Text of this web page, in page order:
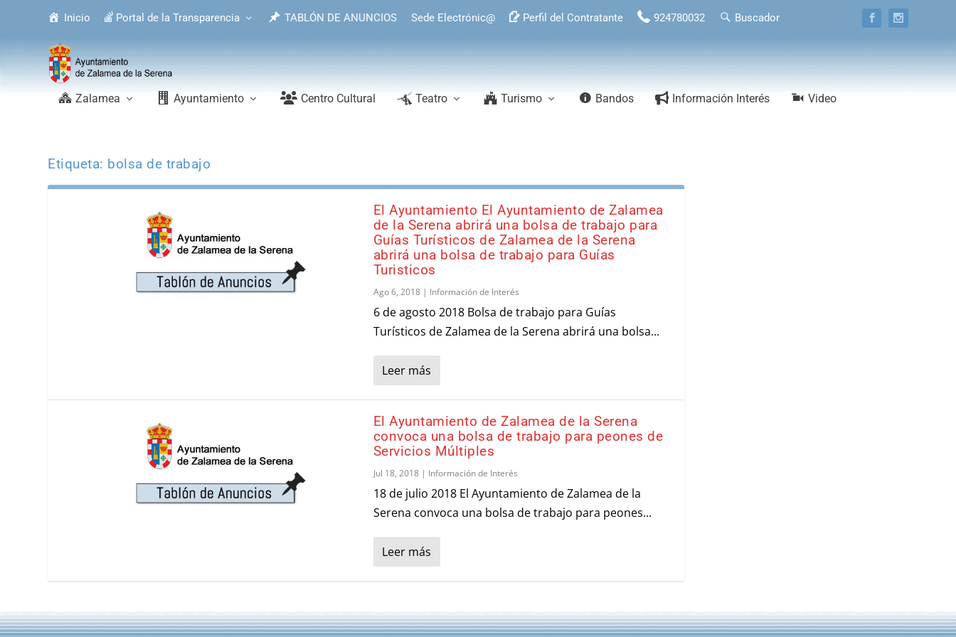
Inicio Portal de la Transparencia TABLÓN DE ANUNCIOS Sede Electrónic@ Perfil del Contratante 924780032 Buscador
Zalamea Ayuntamiento Centro Cultural Teatro Turismo Bandos Información Interés Video
Etiqueta: bolsa de trabajo
El Ayuntamiento El Ayuntamiento de Zalamea
de la Serena abrirá una bolsa de trabajo para
Guías Turísticos de Zalamea de la Serena
abrirá una bolsa de trabajo para Guías
Turisticos
Ago 6, 2018| Información de Interés
6 de agosto 2018 Bolsa de trabajo para Guías
Turísticos de Zalamea de la Serena abrirá una bolsa...
Leer más
El Ayuntamiento de Zalamea de la Serena
convoca una bolsa de trabajo para peones de
Servicios Múltiples
Jul 18, 2018| Información de Interés
18 de julio 2018 El Ayuntamiento de Zalamea de la
Serena convoca una bolsa de trabajo para peones...
Leer más